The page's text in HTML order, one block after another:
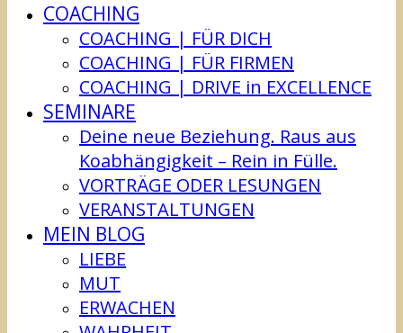
COACHING
COACHING | FÜR DICH
COACHING | FÜR FIRMEN
COACHING | DRIVE in EXCELLENCE
SEMINARE
Deine neue Beziehung. Raus aus
Koabhängigkeit – Rein in Fülle.
VORTRÄGE ODER LESUNGEN
VERANSTALTUNGEN
MEIN BLOG
LIEBE
MUT
ERWACHEN